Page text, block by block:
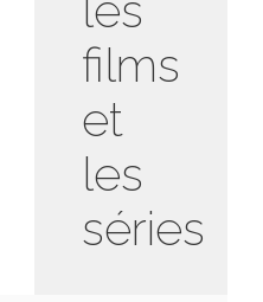
films
et
les
séries